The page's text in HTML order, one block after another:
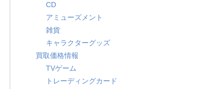
CD
アミューズメント
雑貨
キャラクターグッズ
買取価格情報
TVゲーム
トレーディングカード